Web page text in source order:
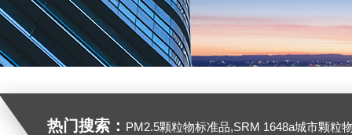
热门搜索： PM2.5颗粒物标准品,SRM 1648a城市颗粒物,SRM 1649B